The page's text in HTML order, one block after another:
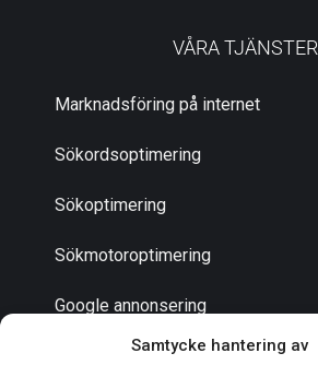
Samtycke hantering av
VÅRA TJÄNSTER
Marknadsföring på internet
Sökordsoptimering
Sökoptimering
Sökmotoroptimering
Google annonsering